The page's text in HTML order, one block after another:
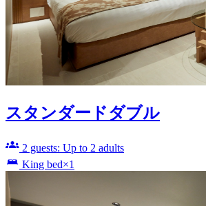
スタンダードダブル
2 guests: Up to 2 adults
King bed×1